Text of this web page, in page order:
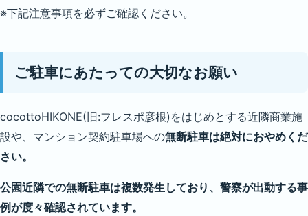
※下記注意事項を必ずご確認ください。
ご駐車にあたっての大切なお願い
cocottoHIKONE(旧:フレスポ彦根)をはじめとする近隣商業施
設や、マンション契約駐車場への無断駐車は絶対におやめくだ
さい。
公園近隣での無断駐車は複数発生しており、警察が出動する事
例が度々確認されています。